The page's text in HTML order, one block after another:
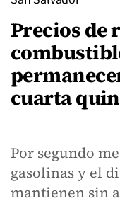
Precios de
cuarta
Por segundo
gasolinas y el
mantienen sin